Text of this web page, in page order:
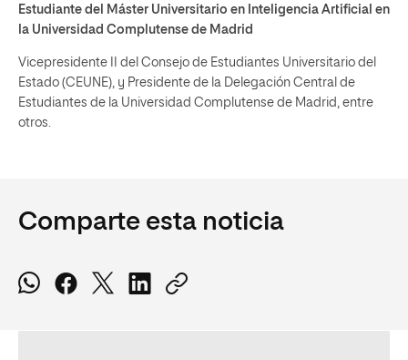
Estudiante del Máster Universitario en Inteligencia Artificial en
la Universidad Complutense de Madrid
Vicepresidente II del Consejo de Estudiantes Universitario del
Estado (CEUNE), y Presidente de la Delegación Central de
Estudiantes de la Universidad Complutense de Madrid, entre
otros.
Comparte esta noticia